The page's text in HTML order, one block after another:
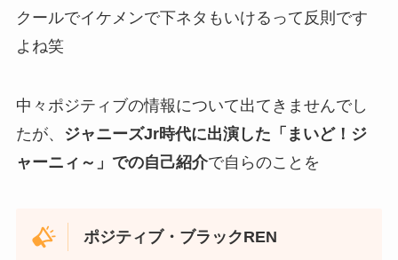
クールでイケメンで下ネタもいけるって反則です
よね笑
中々ポジティブの情報について出てきませんでし
たが、
ジャニーズJr時代に出演した「まいど！ジ
ャーニィ～」での自己紹介で自らのことを
ポジティブ・ブラックREN